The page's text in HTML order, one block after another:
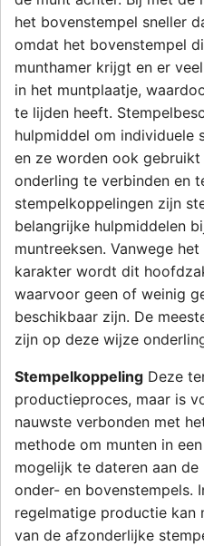
het bovenstempel sneller
omdat het bovenstempel
munthamer krijgt en er
in het muntplaatje,
te lijden heeft.
hulpmiddel om individuele
en ze worden ook
onderling te verbinden en
stempelkoppelingen zijn
belangrijke hulpmiddelen
muntreeksen. Vanwege
karakter wordt dit
waarvoor geen of weinig
beschikbaar zijn. De
zijn op deze wijze
Stempelkoppeling Deze
productieproces, maar is
nauwste verbonden met
methode om munten in
mogelijk te dateren aan
onder- en bovenstempels.
regelmatige productie kan
van de afzonderlijke